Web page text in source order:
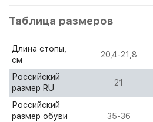
Таблица размеров
Длина стопы,
см
20,4-21,8
Российский
размер RU
21
Российский
размер обуви
35-36